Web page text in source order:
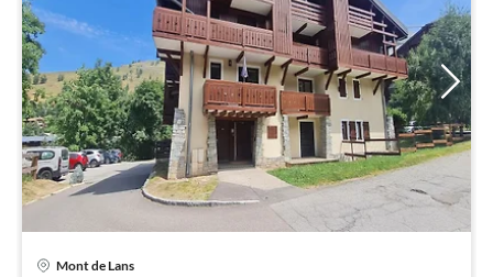
Mont de Lans